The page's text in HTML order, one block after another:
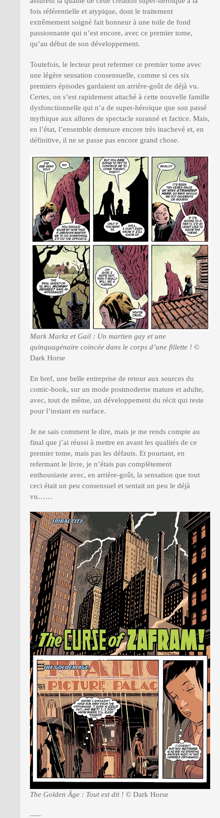
fois référentielle et atypique, dont le traitement
extrêmement soigné fait honneur à une toile de fond
passionnante qui n’est encore, avec ce premier tome,
qu’au début de son développement.
Toutefois, le lecteur peut refermer ce premier tome avec
une légère sensation consensuelle, comme si ces six
premiers épisodes gardaient un arrière-goût de déjà vu.
Certes, on s’est rapidement attaché à cette nouvelle famille
dysfonctionnelle qui n’a de super-héroïque que son passé
mythique aux allures de spectacle suranné et factice. Mais,
en l’état, l’ensemble demeure encore très inachevé et, en
définitive, il ne se passe pas encore grand chose.
Mark Markz et Gail : Un martien gay et une
quinquagénaire coincée dans le corps d’une fillette ! ©
Dark Horse
En bref, une belle entreprise de retour aux sources du
comic-book, sur un mode postmoderne mature et adulte,
avec, tout de même, un développement du récit qui reste
pour l’instant en surface.
Je ne sais comment le dire, mais je me rends compte au
final que j’ai réussi à mettre en avant les qualités de ce
premier tome, mais pas les défauts. Et pourtant, en
refermant le livre, je n’étais pas complètement
enthousiaste avec, en arrière-goût, la sensation que tout
ceci était un peu consensuel et sentait un peu le déjà
vu……
The Golden Âge : Tout est dit ! © Dark Horse
—–